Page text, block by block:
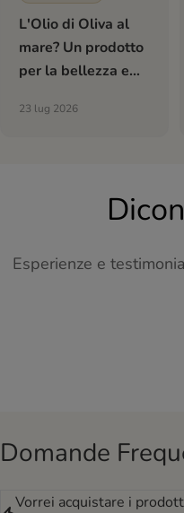
L'Olio di Oliva al
mare? Un prodotto
per la bellezza e
23 lug 2026
Esperienze e
Domande
Vorrei acquistare i